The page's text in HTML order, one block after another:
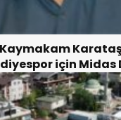
için Midas